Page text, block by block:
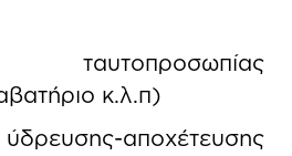
ταυτοπροσωπίας
κ.λ.π)
αποχέτευσης